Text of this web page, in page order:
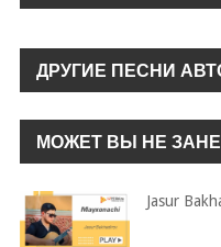
ДРУГИЕ ПЕСНИ
МОЖЕТ ВЫ НЕ
Jasur